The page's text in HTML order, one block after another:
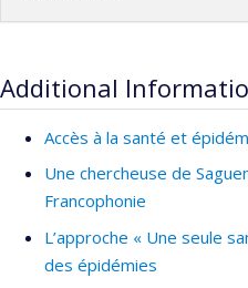
Additional
Accès à la santé et
Une chercheuse de
Francophonie
L’approche « Une seule
des épidémies